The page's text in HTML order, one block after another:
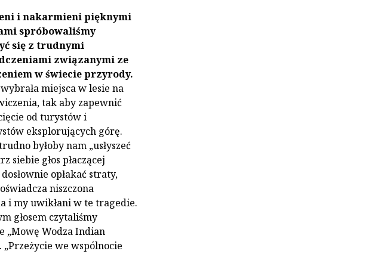
i nakarmieni pięknymi
spróbowaliśmy
się z trudnymi
związanymi ze
w świecie przyrody.
miejsca w lesie na
tak aby zapewnić
od turystów i
eksplorujących górę.
byłoby nam „usłyszeć
siebie głos płaczącej
opłakać straty,
niszczona
i my uwikłani w te tragedie.
głosem czytaliśmy
„Mowę Wodza Indian
„Przeżycie we wspólnocie